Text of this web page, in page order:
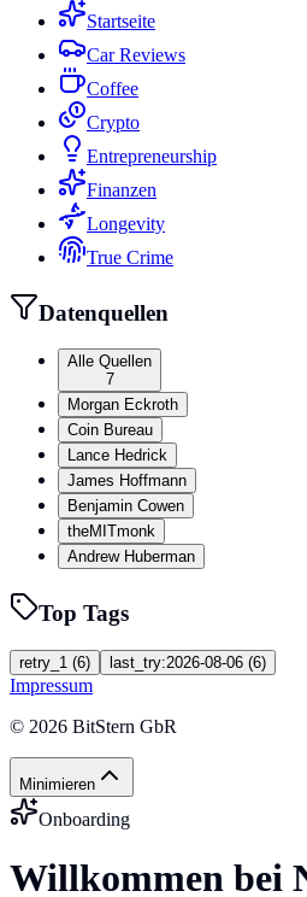
Startseite
Car Reviews
Coffee
Crypto
Entrepreneurship
Finanzen
Longevity
True Crime
Datenquellen
Alle Quellen
7
Morgan Eckroth
Coin Bureau
Lance Hedrick
James Hoffmann
Benjamin Cowen
theMITmonk
Andrew Huberman
Top Tags
retry_1 (6) last_try:2026-08-06 (6)
Impressum
© 2026 BitStern GbR
Minimieren
Onboarding
Willkommen bei